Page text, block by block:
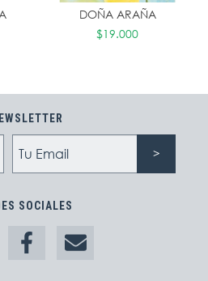
DOÑA ARAÑA
$19.000
SOCIALES